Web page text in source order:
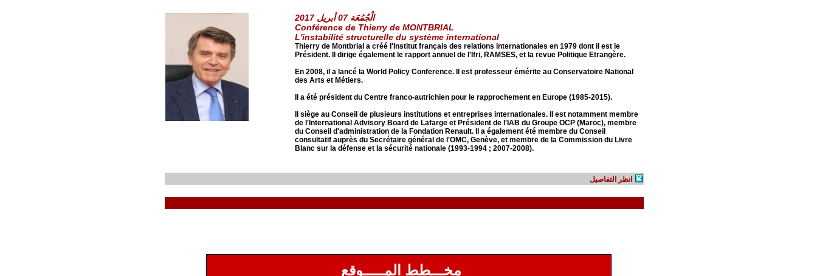
الْجُمُعَة 07 أبريل 2017
Conférence de Thierry de MONTBRIAL
L'instabilité structurelle du système international
Thierry de Montbrial a créé l'Institut français des relations internationales en 1979 dont il est le
Président. ll dirige également le rapport annuel de l'Ifri, RAMSES, et la revue Politique Etrangère.
En 2008, il a lancé la World Policy Conference. Il est professeur émérite au Conservatoire National
des Arts et Métiers.
Il a été président du Centre franco-autrichien pour le rapprochement en Europe (1985-2015).
Il siège au Conseil de plusieurs institutions et entreprises internationales. Il est notamment membre
de l'International Advisory Board de Lafarge et Président de l'IAB du Groupe OCP (Maroc), membre
du Conseil d'administration de la Fondation Renault. Il a également été membre du Conseil
consultatif auprès du Secrétaire général de l'OMC, Genève, et membre de la Commission du Livre
Blanc sur la défense et la sécurité nationale (1993-1994 ; 2007-2008).
انظر التفاصيل
مخـــطط المـــــوقع